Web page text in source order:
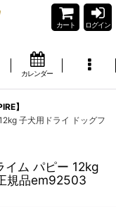
カート ログイン
カレンダー
】
子犬用ドライ ドッグフ
イム パピー 12kg
規品em92503